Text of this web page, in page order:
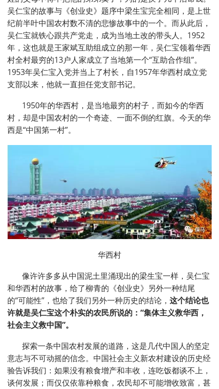
吴仁宝的故事与《创业史》题序中梁生宝完全相同，是上世
纪前半叶中国农村数不清的悲惨故事中的一个。而从此后，
吴仁宝就铁心跟共产党走，成为当地土改的带头人。 1952
年，这也就是王家斌互助组成立的那一年，吴仁宝领着华西
村全村最穷的13户人家成立了当地第一个“互助合作组”。
1953年吴仁宝入党并当上了村长，自1957年华西村成立党
支部以来，他就一直担任党支部书记。
1950年的华西村，是当地最穷的村子，而如今的华西
村，却是中国农村的一个奇迹、一面不倒的红旗。今天的华
西是“中国第一村”。
华西村
像许许多多从中国泥土里涌现出的梁生宝一样，吴仁宝
和华西村的故事，给了柳青的《创业史》另外一种结尾
的“可能性” ，也给了我们另外一种历史的结论， 这个结论也
许就是吴仁宝这个朴实的农民所说的： “集体主义救华西，
社会主义救中国”。
探索一条中国农村发展的道路，这是几代中国人的坚定
意志与不可动摇的信念。中国社会主义新农村建设的历史经
验告诉我们：如果没有粮食增产和丰收，连吃饭都谈不上，
谈何发展；而仅仅依靠种粮食，农民却不可能增收致富，甚